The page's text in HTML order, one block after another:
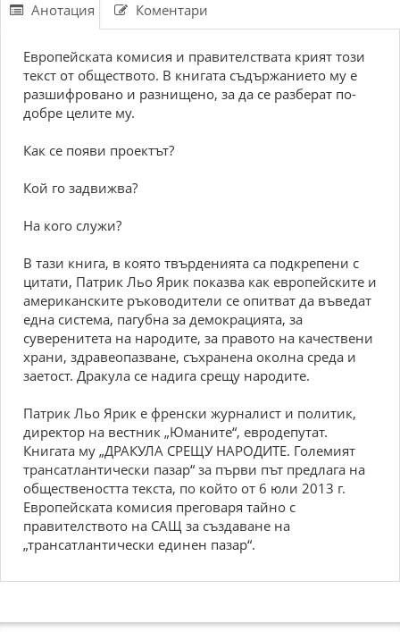
Анотация Коментари
Европейската комисия и правителствата крият този
текст от обществото. В книгата съдържанието му е
разшифровано и разнищено, за да се разберат по-
добре целите му.
Как се появи проектът?
Кой го задвижва?
На кого служи?
В тази книга, в която твърденията са подкрепени с
цитати, Патрик Льо Ярик показва как европейските и
американските ръководители се опитват да въведат
една система, пагубна за демокрацията, за
суверенитета на народите, за правото на качествени
храни, здравеопазване, съхранена околна среда и
заетост. Дракула се надига срещу народите.
Патрик Льо Ярик е френски журналист и политик,
директор на вестник „Юманите“, евродепутат.
Книгата му „ДРАКУЛА СРЕЩУ НАРОДИТЕ. Големият
трансатлантически пазар“ за първи път предлага на
обществеността текста, по който от 6 юли 2013 г.
Европейската комисия преговаря тайно с
правителството на САЩ за създаване на
„трансатлантически единен пазар“.